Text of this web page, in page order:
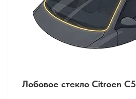
Лобовое стекло Citroen C5